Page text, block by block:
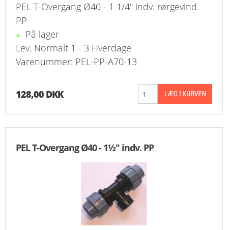
PEL T-Overgang Ø40 - 1 1/4" indv. rørgevind.
PP
På lager
Lev. Normalt 1 - 3 Hverdage
Varenummer: PEL-PP-A70-13
128,00 DKK
PEL T-Overgang Ø40 - 1½" indv. PP